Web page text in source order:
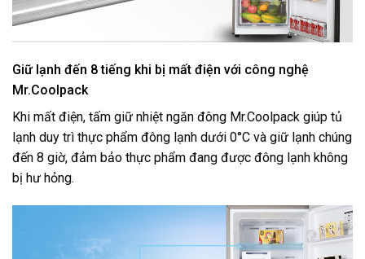
Giữ lạnh đến 8 tiếng khi bị mất điện với công nghệ
Mr.Coolpack
Khi mất điện, tấm giữ nhiệt ngăn đông Mr.Coolpack giúp tủ
lạnh duy trì thực phẩm đông lạnh dưới 0°C và giữ lạnh chúng
đến 8 giờ, đảm bảo thực phẩm đang được đông lạnh không
bị hư hỏng.